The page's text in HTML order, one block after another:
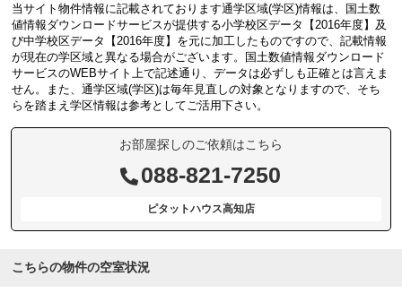
当サイト物件情報に記載されております通学区域(学区)情報は、国土数
値情報ダウンロードサービスが提供する小学校区データ【2016年度】及
び中学校区データ【2016年度】を元に加工したものですので、記載情報
が現在の学区域と異なる場合がございます。国土数値情報ダウンロード
サービスのWEBサイト上で記述通り、データは必ずしも正確とは言えま
せん。また、通学区域(学区)は毎年見直しの対象となりますので、そち
らを踏まえ学区情報は参考としてご活用下さい。
お部屋探しのご依頼はこちら
088-821-7250
ピタットハウス高知店
こちらの物件の空室状況